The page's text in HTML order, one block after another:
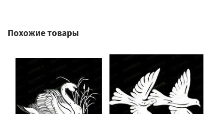
Похожие товары